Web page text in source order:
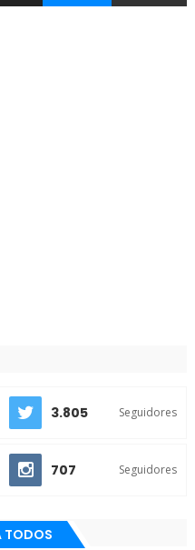
3.805 Seguidores
707 Seguidores
TODOS